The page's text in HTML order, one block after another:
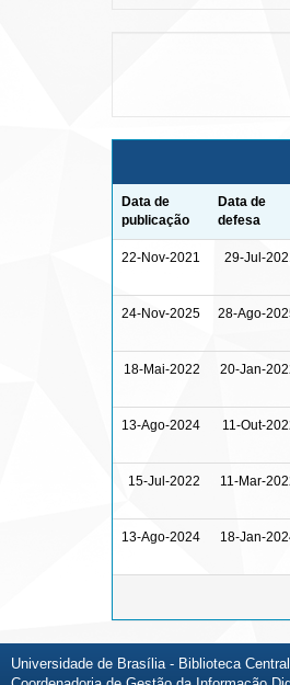
Data de
publicação
Data de
defesa
22-Nov-2021 29-Jul-
24-Nov-2025 28-Ago-
18-Mai-2022 20-Jan-
13-Ago-2024 11-Out-
15-Jul-2022 11-Mar-
13-Ago-2024 18-Jan-
Universidade de Brasília - Biblioteca Central